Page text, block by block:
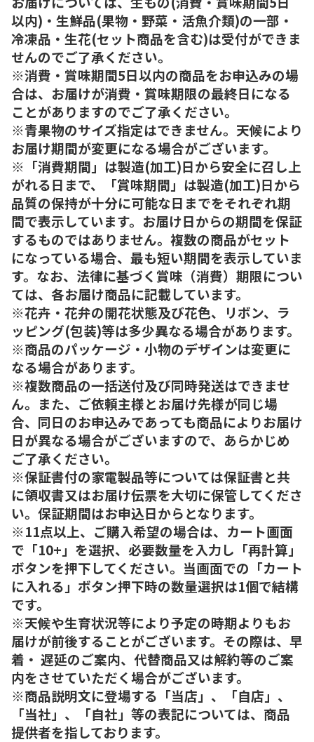
以内)・生鮮品(果物・野菜・活魚介類)の一部・
冷凍品・生花(セット商品を含む)は受付ができま
せんのでご了承ください。
※消費・賞味期間5日以内の商品をお申込みの場
合は、お届けが消費・賞味期限の最終日になる
ことがありますのでご了承ください。
※青果物のサイズ指定はできません。天候により
お届け期間が変更になる場合がございます。
※「消費期間」は製造(加工)日から安全に召し上
がれる日まで、「賞味期間」は製造(加工)日から
品質の保持が十分に可能な日までをそれぞれ期
間で表示しています。お届け日からの期間を保証
するものではありません。複数の商品がセット
になっている場合、最も短い期間を表示していま
す。なお、法律に基づく賞味（消費）期限につい
ては、各お届け商品に記載しています。
※花卉・花弁の開花状態及び花色、リボン、ラ
ッピング(包装)等は多少異なる場合があります。
※商品のパッケージ・小物のデザインは変更に
なる場合があります。
※複数商品の一括送付及び同時発送はできませ
ん。また、ご依頼主様とお届け先様が同じ場
合、同日のお申込みであっても商品によりお届け
日が異なる場合がございますので、あらかじめ
ご了承ください。
※保証書付の家電製品等については保証書と共
に領収書又はお届け伝票を大切に保管してくださ
い。保証期間はお申込日からとなります。
※11点以上、ご購入希望の場合は、カート画面
で「10+」を選択、必要数量を入力し「再計算」
ボタンを押下してください。当画面での「カート
に入れる」ボタン押下時の数量選択は1個で結構
です。
※天候や生育状況等により予定の時期よりもお
届けが前後することがございます。その際は、早
着・ 遅延のご案内、代替商品又は解約等のご案
内をさせていただく場合がございます。
※商品説明文に登場する「当店」、「自店」、
「当社」、「自社」等の表記については、商品
提供者を指しております。